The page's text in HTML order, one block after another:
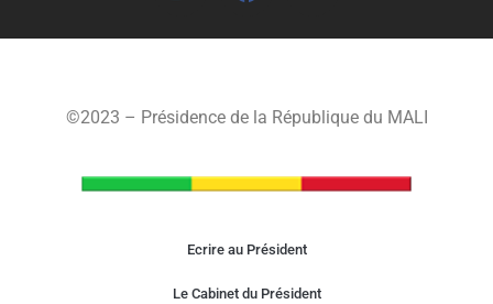
©2023 – Présidence de la République du MALI
Ecrire au Président
Le Cabinet du Président